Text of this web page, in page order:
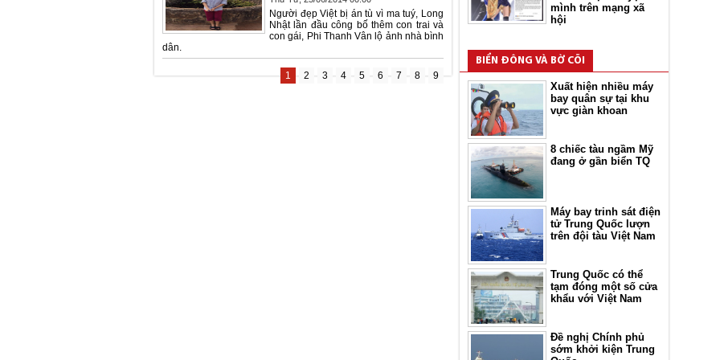
Người đẹp Việt bị án tù vì ma tuý, Long
Nhật lần đầu công bố thêm con trai và
con gái, Phi Thanh Vân lộ ảnh nhà bình
dân.
1 2 3 4 5 6 7 8 9
mình trên mạng xã
hội
BIỂN ĐÔNG VÀ BỜ CÕI
Xuất hiện nhiều máy
bay quân sự tại khu
vực giàn khoan
8 chiếc tàu ngầm Mỹ
đang ở gần biển TQ
Máy bay trinh sát điện
tử Trung Quốc lượn
trên đội tàu Việt Nam
Trung Quốc có thể
tạm đóng một số cửa
khẩu với Việt Nam
Đề nghị Chính phủ
sớm khởi kiện Trung